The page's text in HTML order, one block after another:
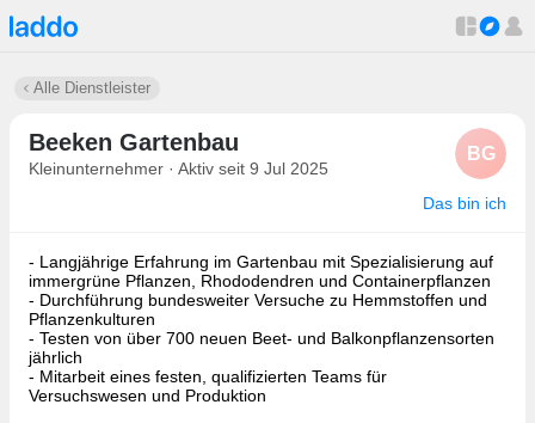
Alle Dienstleister
Beeken Gartenbau
Kleinunternehmer · Aktiv seit 9 Jul 2025
BG
Das bin ich
- Langjährige Erfahrung im Gartenbau mit Spezialisierung auf
immergrüne Pflanzen, Rhododendren und Containerpflanzen
- Durchführung bundesweiter Versuche zu Hemmstoffen und
Pflanzenkulturen
- Testen von über 700 neuen Beet- und Balkonpflanzensorten
jährlich
- Mitarbeit eines festen, qualifizierten Teams für
Versuchswesen und Produktion